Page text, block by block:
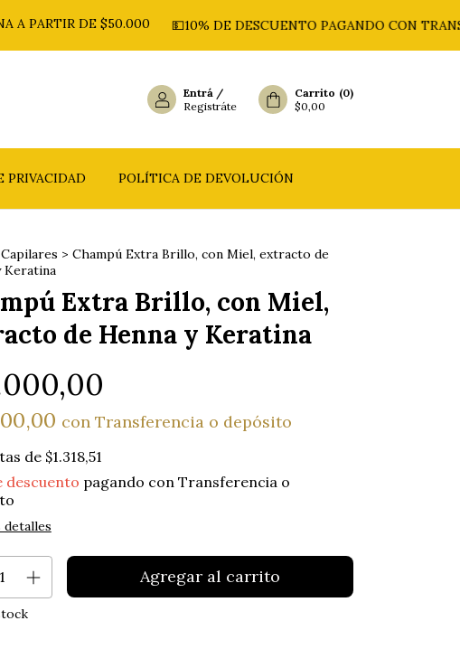
DE $50.000 💵10% DE DESCUENTO PAGANDO CON
Entrá /
Registráte
Carrito (0)
$0,00
PRIVACIDAD POLÍTICA DE DEVOLUCIÓN
Capilares > Champú Extra Brillo, con Miel, extracto de
Keratina
Extra Brillo, con Miel,
de Henna y Keratina
con Transferencia o depósito
de $1.318,51
descuento pagando con Transferencia o
detalles